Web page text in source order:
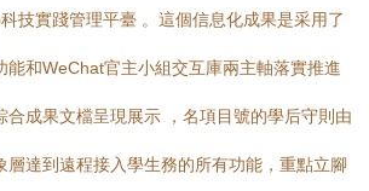
實踐管理平臺 。這個信息化成果是采用了
能和WeChat官主小組交互庫兩主軸落實推進
合成果文檔呈現展示 ，名項目號的學后守則由
層達到遠程接入學生務的所有功能，重點立腳